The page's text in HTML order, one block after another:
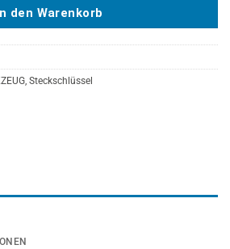
In den Warenkorb
, Steckschlüssel